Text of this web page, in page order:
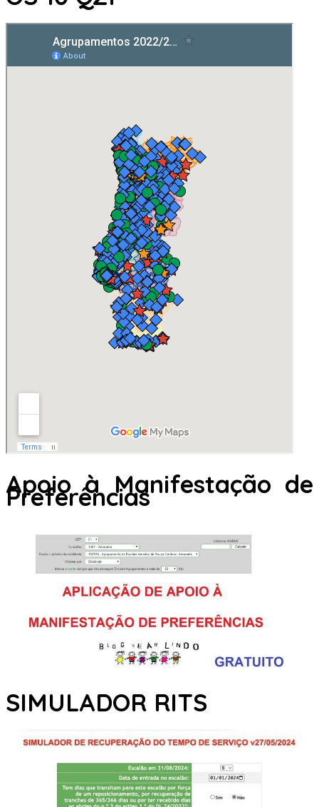
Apoio à Manifestação de
Preferências
SIMULADOR RITS